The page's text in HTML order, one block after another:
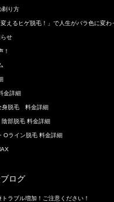
剃り方
えるヒゲ脱毛！」で人生がバラ色に変わ
せ
！
金詳細
身脱毛 料金詳細
陰部脱毛 料金詳細
Oライン脱毛 料金詳細
ログ
ラブル増加！ご注意ください！